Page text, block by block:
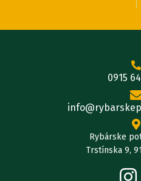
0915
Rybárske
Trstínska 9,